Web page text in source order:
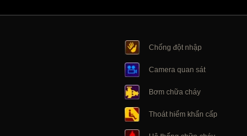
Chống đột nhập
Camera quan sát
Bơm chữa cháy
Thoát hiểm khẩn cấp